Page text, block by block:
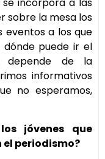
se incorpora a las
sobre la mesa los
eventos a los que
puede ir el
depende de la
informativos
no esperamos,
jóvenes que
periodismo?